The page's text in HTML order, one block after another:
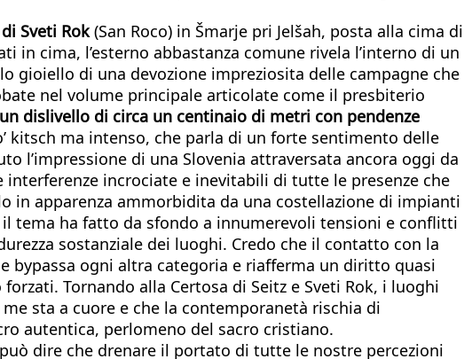
Sveti Rok(San Roco) in Šmarje pri Jelšah, posta alla cima di
cima, l’esterno abbastanza comune rivela l’interno di un
gioiello di una devozione impreziosita delle campagne che
nel volume principale articolate come il presbiterio
dislivello di circa un centinaio di metri con pendenze
kitsch ma intenso, che parla di un forte sentimento delle
l’impressione di una Slovenia attraversata ancora oggi da
incrociate e inevitabili di tutte le presenze che
in apparenza ammorbidita da una costellazione di impianti
tema ha fatto da sfondo a innumerevoli tensioni e conflitti
sostanziale dei luoghi. Credo che il contatto con la
bypassa ogni altra categoria e riafferma un diritto quasi
Tornando alla Certosa di Seitz e Sveti Rok, i luoghi
sta a cuore e che la contemporanetà rischia di
autentica, perlomeno del sacro cristiano.
dire che drenare il portato di tutte le nostre percezioni